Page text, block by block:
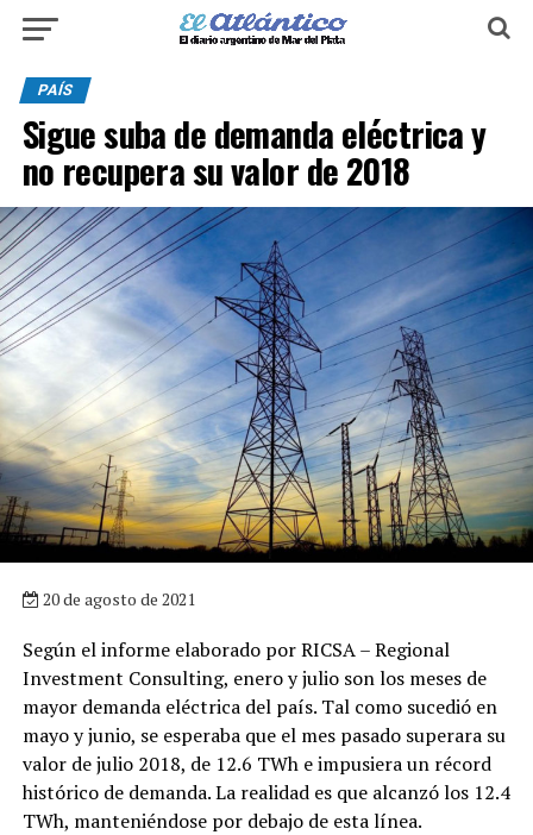
PAÍS
Sigue suba de demanda eléctrica y
no recupera su valor de 2018
20 de agosto de 2021
Según el informe elaborado por RICSA – Regional
Investment Consulting, enero y julio son los meses de
mayor demanda eléctrica del país. Tal como sucedió en
mayo y junio, se esperaba que el mes pasado superara su
valor de julio 2018, de 12.6 TWh e impusiera un récord
histórico de demanda. La realidad es que alcanzó los 12.4
TWh, manteniéndose por debajo de esta línea.